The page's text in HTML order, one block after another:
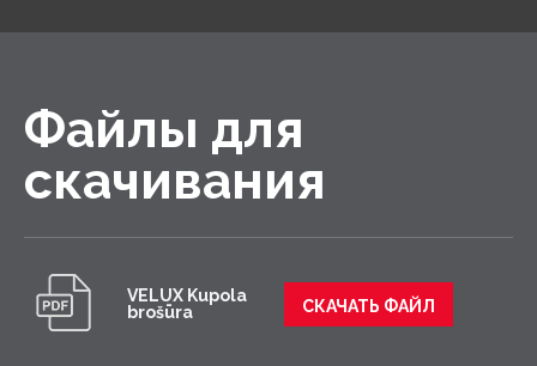
Файлы для
скачивания
VELUX Kupola
brošūra
СКАЧАТЬ ФАЙЛ